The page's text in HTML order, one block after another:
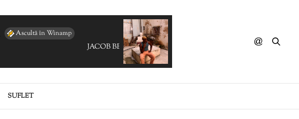
Ascultă în Winamp
JACOB BELLENS - Back To You
SUFLET